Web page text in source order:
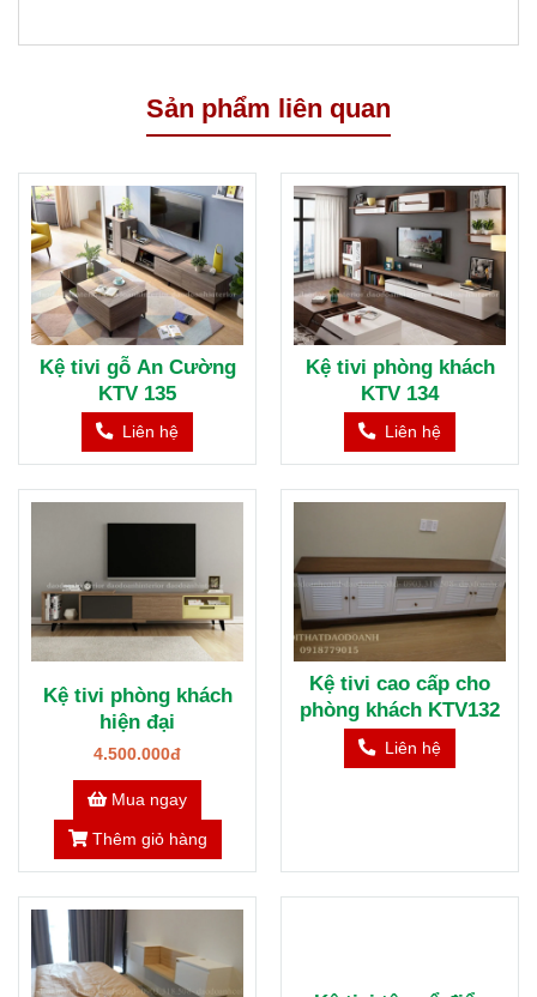
Sản phẩm liên quan
Kệ tivi gỗ An Cường
KTV 135
Liên hệ
Kệ tivi phòng khách
KTV 134
Liên hệ
Kệ tivi phòng khách
hiện đại
4.500.000đ
Mua ngay
Thêm giỏ hàng
Kệ tivi cao cấp cho
phòng khách KTV132
Liên hệ